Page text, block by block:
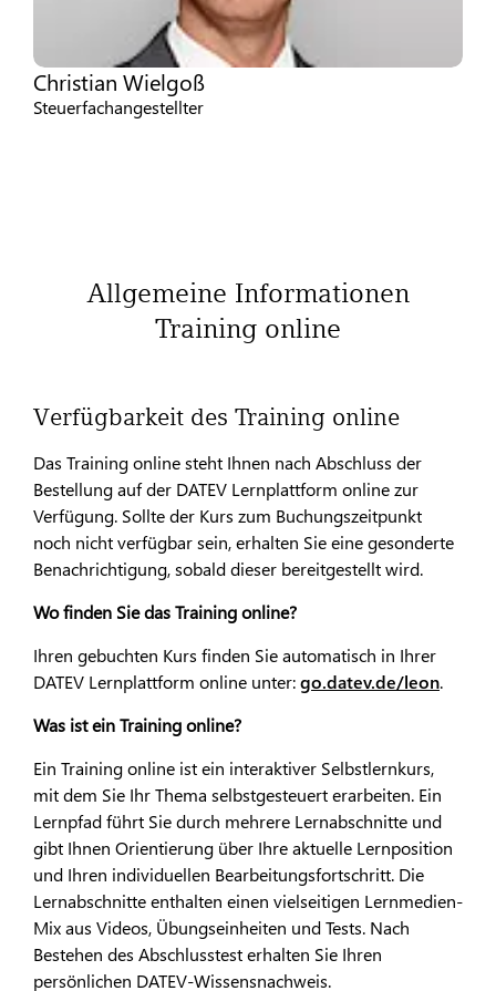
Christian Wielgoß
Steuerfachangestellter
Allgemeine Informationen
Training online
Verfügbarkeit des Training online
Das Training online steht Ihnen nach Abschluss der
Bestellung auf der DATEV Lernplattform online zur
Verfügung. Sollte der Kurs zum Buchungszeitpunkt
noch nicht verfügbar sein, erhalten Sie eine gesonderte
Benachrichtigung, sobald dieser bereitgestellt wird.
Wo finden Sie das Training online?
Ihren gebuchten Kurs finden Sie automatisch in Ihrer
DATEV Lernplattform online unter:go.datev.de/leon.
Was ist ein Training online?
Ein Training online ist ein interaktiver Selbstlernkurs,
mit dem Sie Ihr Thema selbstgesteuert erarbeiten. Ein
Lernpfad führt Sie durch mehrere Lernabschnitte und
gibt Ihnen Orientierung über Ihre aktuelle Lernposition
und Ihren individuellen Bearbeitungsfortschritt. Die
Lernabschnitte enthalten einen vielseitigen Lernmedien-
Mix aus Videos, Übungseinheiten und Tests. Nach
Bestehen des Abschlusstest erhalten Sie Ihren
persönlichen DATEV-Wissensnachweis.